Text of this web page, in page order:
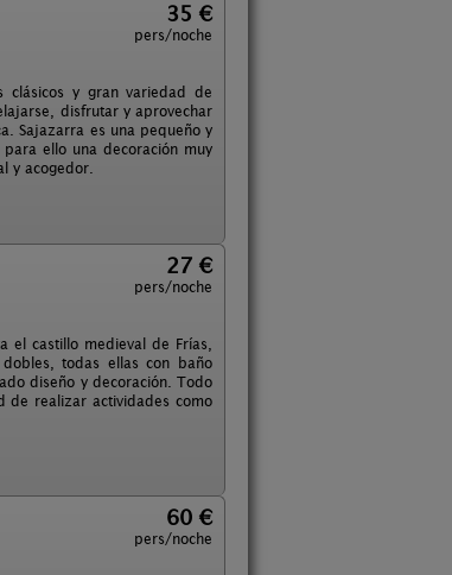
35 €
pers/noche
clásicos y gran variedad de
disfrutar y aprovechar
Sajazarra es una pequeño y
ello una decoración muy
y acogedor.
27 €
pers/noche
castillo medieval de Frías,
todas ellas con baño
diseño y decoración. Todo
de realizar actividades como
60 €
pers/noche